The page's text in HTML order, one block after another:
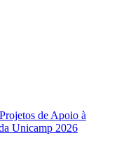
de Apoio à
Unicamp 2026